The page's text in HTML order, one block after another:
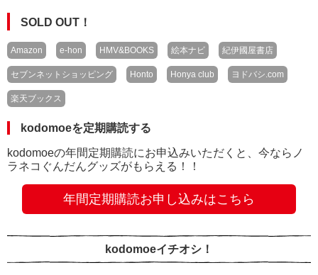
SOLD OUT！
Amazon e-hon HMV&BOOKS 絵本ナビ 紀伊國屋書店
セブンネットショッピング Honto Honya club ヨドバシ.com
楽天ブックス
kodomoeを定期購読する
kodomoeの年間定期購読にお申込みいただくと、今ならノ
ラネコぐんだんグッズがもらえる！！
年間定期購読お申し込みはこちら
kodomoeイチオシ！